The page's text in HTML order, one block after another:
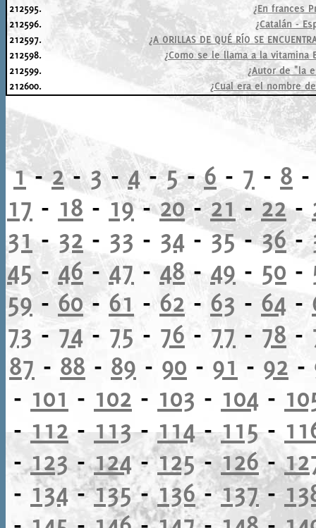
212595.
¿En frances
212596.
¿Catalán -
212597.
¿A ORILLAS DE QUÉ RÍO SE
212598.
¿Como se le llama a la
212599.
¿Autor de "la
212600.
¿Cual era el nombre
1-2- 3- 4-5-6 - 7 - 8
17 - 18 - 19-20-21 -22-
31- 32 - 33 - 34 -35-36-
45-46 - 47 - 48 - 49 - 50 -
59 -60- 61 - 62 - 63 - 64 -
73 - 74 - 75 - 76 - 77 - 78 -
87 - 88 - 89 - 90 - 91 - 92 -
- 101 - 102 - 103 - 104 -
-112 - 113-114-115-
-123-124-125-126-
- 134-135-136-137-